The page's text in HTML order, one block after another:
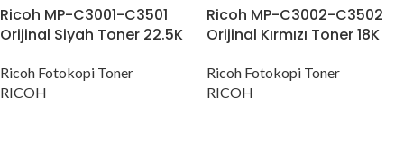
Ricoh MP-C3001-C3501
Orijinal Siyah Toner 22.5K
Ricoh Fotokopi Toner
RICOH
Ricoh MP-C3002-C3502
Orijinal Kırmızı Toner 18K
Ricoh Fotokopi Toner
RICOH